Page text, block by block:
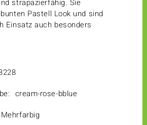
strapazierfähig. Sie
Pastell Look und sind
Einsatz auch besonders
cream-rose-bblue
Mehrfarbig